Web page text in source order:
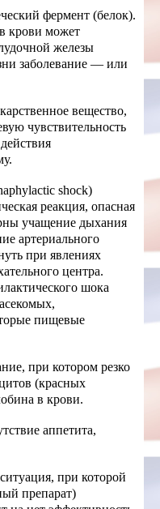
фермент (белок).
крови может
железы
заболевание — или
вещество,
чувствительность
shock)
реакция, опасная
учащение дыхания
артериального
при явлениях
центра.
шока
пищевые
при котором резко
(красных
в крови.
аппетита,
при которой
препарат)